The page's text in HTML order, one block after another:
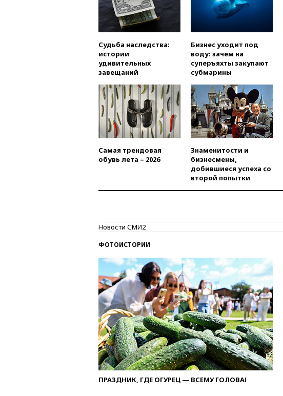
Судьба наследства:
истории
удивительных
завещаний
Бизнес уходит под
воду: зачем на
суперъяхты закупают
субмарины
Самая трендовая
обувь лета – 2026
Знаменитости и
бизнесмены,
добившиеся успеха со
второй попытки
Новости СМИ2
ФОТОИСТОРИИ
ПРАЗДНИК, ГДЕ ОГУРЕЦ — ВСЕМУ ГОЛОВА!